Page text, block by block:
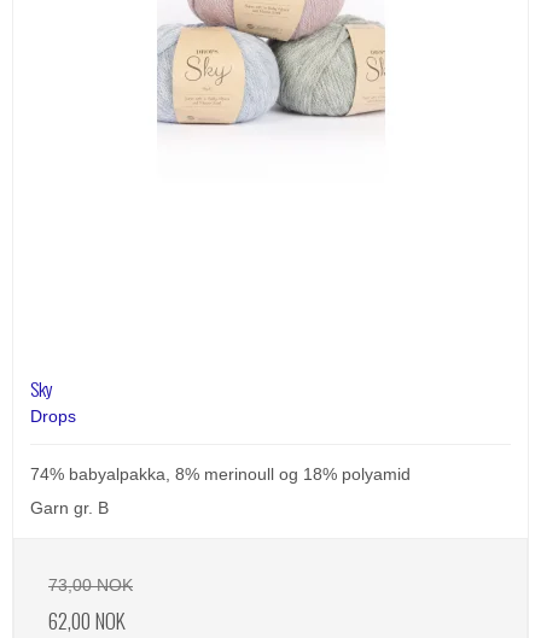
Sky
Drops
74% babyalpakka, 8% merinoull og 18% polyamid
Garn gr. B
73,00 NOK
62,00 NOK